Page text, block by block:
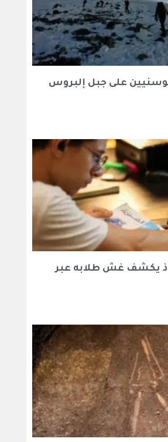
بوسنيين على جبل إلبروس
يكشف غش طلابه عبر